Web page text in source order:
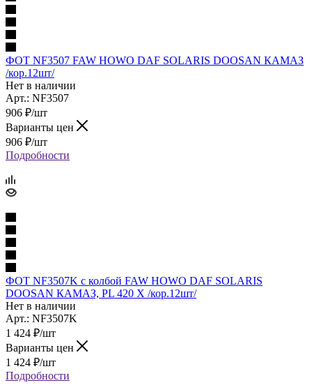
ФОТ NF3507 FAW HOWO DAF SOLARIS DOOSAN КАМАЗ
/кор.12шт/
Нет в наличии
Арт.: NF3507
906 ₽/шт
Варианты цен
906 ₽/шт
Подробности
ФОТ NF3507K с колбой FAW HOWO DAF SOLARIS
DOOSAN КАМАЗ, PL 420 X /кор.12шт/
Нет в наличии
Арт.: NF3507K
1 424 ₽/шт
Варианты цен
1 424 ₽/шт
Подробности